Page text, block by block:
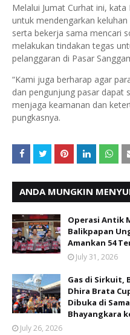
Melalui Jumat Curhat ini,
untuk mendengarkan
serta bekerja sama mencari
melakukan tindakan tegas
pelanggaran di Pasar
“Kami juga berharap agar
dan pengunjung pasar dapat
menjaga keamanan dan
pungkasnya.
ANDA MUNGKIN
Operasi Antik
Balikpapan
Amankan 54
July 31, 2026
Gas di Sirkuit,
Dhira Brata
Dibuka di
Bhayangkara
July 26, 2026